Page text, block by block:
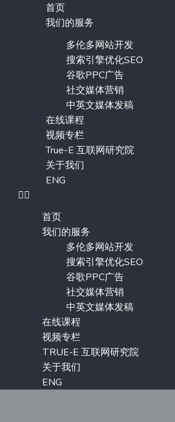
首页
我们的服务
多伦多网站开发
搜索引擎优化SEO
谷歌PPC广告
社交媒体营销
中英文媒体发稿
在线课程
视频专栏
True-E 互联网研究院
关于我们
ENG
首页
我们的服务
多伦多网站开发
搜索引擎优化SEO
谷歌PPC广告
社交媒体营销
中英文媒体发稿
在线课程
视频专栏
TRUE-E 互联网研究院
关于我们
ENG